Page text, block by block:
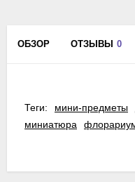
ОБЗОР ОТЗЫВЫ 0
Теги: мини-предметы
миниатюра